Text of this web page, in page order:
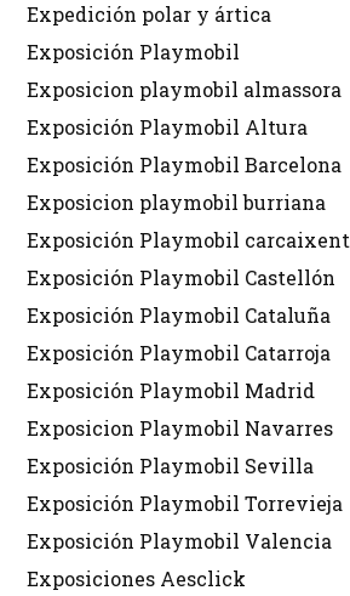
Expedición polar y ártica
Exposición Playmobil
Exposicion playmobil almassora
Exposición Playmobil Altura
Exposición Playmobil Barcelona
Exposicion playmobil burriana
Exposición Playmobil carcaixent
Exposición Playmobil Castellón
Exposición Playmobil Cataluña
Exposición Playmobil Catarroja
Exposición Playmobil Madrid
Exposicion Playmobil Navarres
Exposición Playmobil Sevilla
Exposición Playmobil Torrevieja
Exposición Playmobil Valencia
Exposiciones Aesclick